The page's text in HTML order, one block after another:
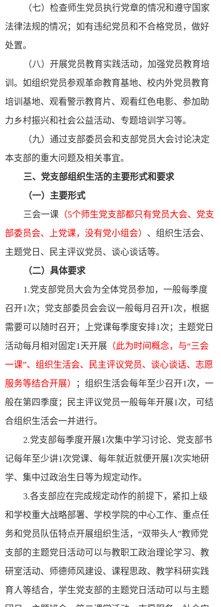
（七）检查师生党员执行党章的情况和遵守国家
法律法规的情况；如有违纪党员和不合格党员，做好
处置。
（八）开展党员教育实践活动，加强党员教育培
训。如组织党员参观革命教育基地、校内外党员教育
培训基地、观看警示教育片、观看红色电影、参加助
力乡村振兴和社会公益活动、专题培训学习等。
（九）通过支部委员会和支部党员大会讨论决定
本支部的重大问题及相关事宜。
三、党支部组织生活的主要形式和要求
（一）主要形式
三会一课 （5个师生党支部都只有党员大会、党支
部委员会、上党课，没有党小组会） 、组织生活会、
主题党日、民主评议党员、谈心谈话等。
（二）具体要求
1.党支部党员大会为全体党员参加，一般每季度
召开1次；党支部委员会会议一般每月召开1次，根据
需要可以随时召开；上党课每季度安排1次；主题党日
活动每月相对固定1天开展 （此为时间概念，与“三会
一课”、组织生活会、民主评议党员、谈心谈话、志愿
服务等结合开展）
；组织生活会每年至少召开1次，一
般在第四季度；民主评议党员一般每年开展1次，可结
合组织生活会一并进行。
2.党支部每季度开展1次集中学习讨论、党支部书
记每年至少讲1次党课、每年就近就便开展1次实地研
学、集中过政治生日等为规定动作。
3.各支部应在完成规定动作的前提下，紧扣上级
和学校重大战略部署、学校学院的中心工作、重点任
务和党员队伍特点开展组织生活，“双带头人”教师党
支部的主题党日活动可以与教职工政治理论学习、教
研室活动、师德师风建设、课程思政、教学科研实践
育人等结合，学生党支部的主题党日活动可以与主题